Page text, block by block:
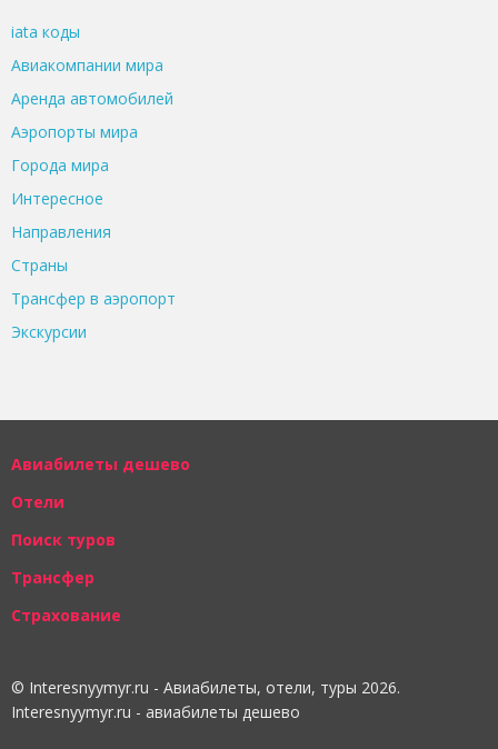
iata коды
Авиакомпании мира
Аренда автомобилей
Аэропорты мира
Города мира
Интересное
Направления
Страны
Трансфер в аэропорт
Экскурсии
Авиабилеты дешево
Отели
Поиск туров
Трансфер
Страхование
© Interesnyymyr.ru - Авиабилеты, отели, туры 2026.
Interesnyymyr.ru - авиабилеты дешево